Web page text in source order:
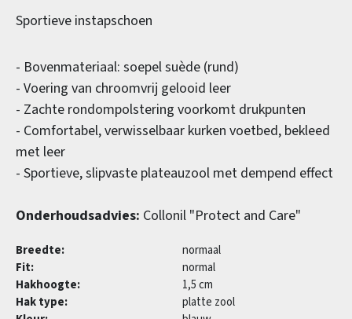
Sportieve instapschoen
- Bovenmateriaal: soepel suède (rund)
- Voering van chroomvrij gelooid leer
- Zachte rondompolstering voorkomt drukpunten
- Comfortabel, verwisselbaar kurken voetbed, bekleed
met leer
- Sportieve, slipvaste plateauzool met dempend effect
Onderhoudsadvies: Collonil "Protect and Care"
Breedte:
normaal
Fit:
normal
Hakhoogte:
1,5 cm
Hak type:
platte zool